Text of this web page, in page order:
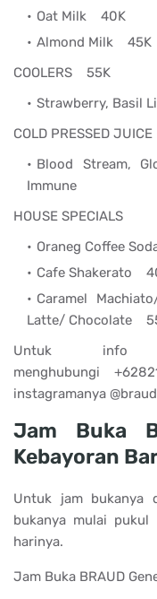
Oat Milk 40K
Almond Milk 45K
COOLERS 55K
Strawberry, Basil
COLD PRESSED
Blood Stream,
Immune
HOUSE SPECIALS
Oraneg Coffee
Cafe Shakerato
Caramel
Latte/ Chocolate
Untuk info
menghubungi
instagramanya
Jam Buka
Kebayoran
Untuk jam bukanya
bukanya mulai
harinya.
Jam Buka BRAUD